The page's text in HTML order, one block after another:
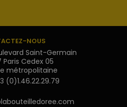
NOUS
Saint-Germain
Paris Cedex 05
métropolitaine
(0)1.46.22.29.79